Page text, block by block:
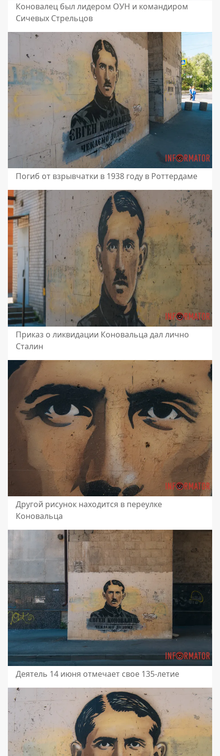
Коновалец был лидером ОУН и командиром
Сичевых Стрельцов
Погиб от взрывчатки в 1938 году в Роттердаме
Приказ о ликвидации Коновальца дал лично
Сталин
Другой рисунок находится в переулке
Коновальца
Деятель 14 июня отмечает свое 135-летие